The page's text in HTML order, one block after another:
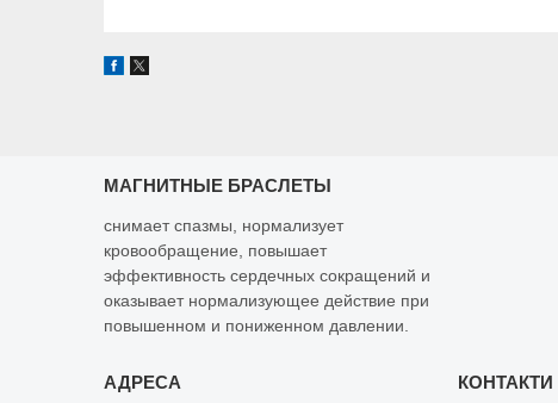
МАГНИТНЫЕ БРАСЛЕТЫ
снимает спазмы, нормализует
кровообращение, повышает
эффективность сердечных сокращений и
оказывает нормализующее действие при
повышенном и пониженном давлении.